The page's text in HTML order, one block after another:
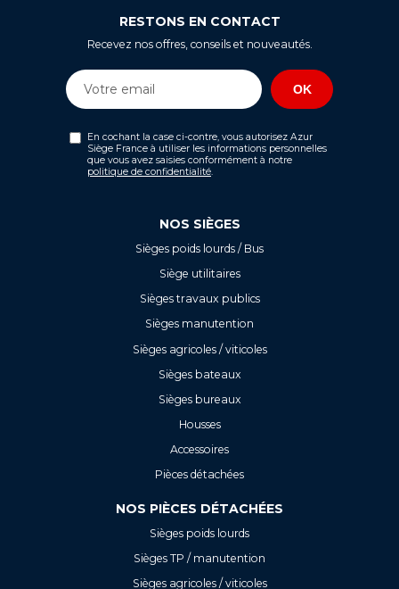
RESTONS EN CONTACT
Recevez nos offres, conseils et nouveautés.
En cochant la case ci-contre, vous autorisez Azur
Siège France à utiliser les informations personnelles
que vous avez saisies conformément à notre
politique de confidentialité.
NOS SIÈGES
Sièges poids lourds / Bus
Siège utilitaires
Sièges travaux publics
Sièges manutention
Sièges agricoles / viticoles
Sièges bateaux
Sièges bureaux
Housses
Accessoires
Pièces détachées
NOS PIÈCES DÉTACHÉES
Sièges poids lourds
Sièges TP / manutention
Sièges agricoles / viticoles